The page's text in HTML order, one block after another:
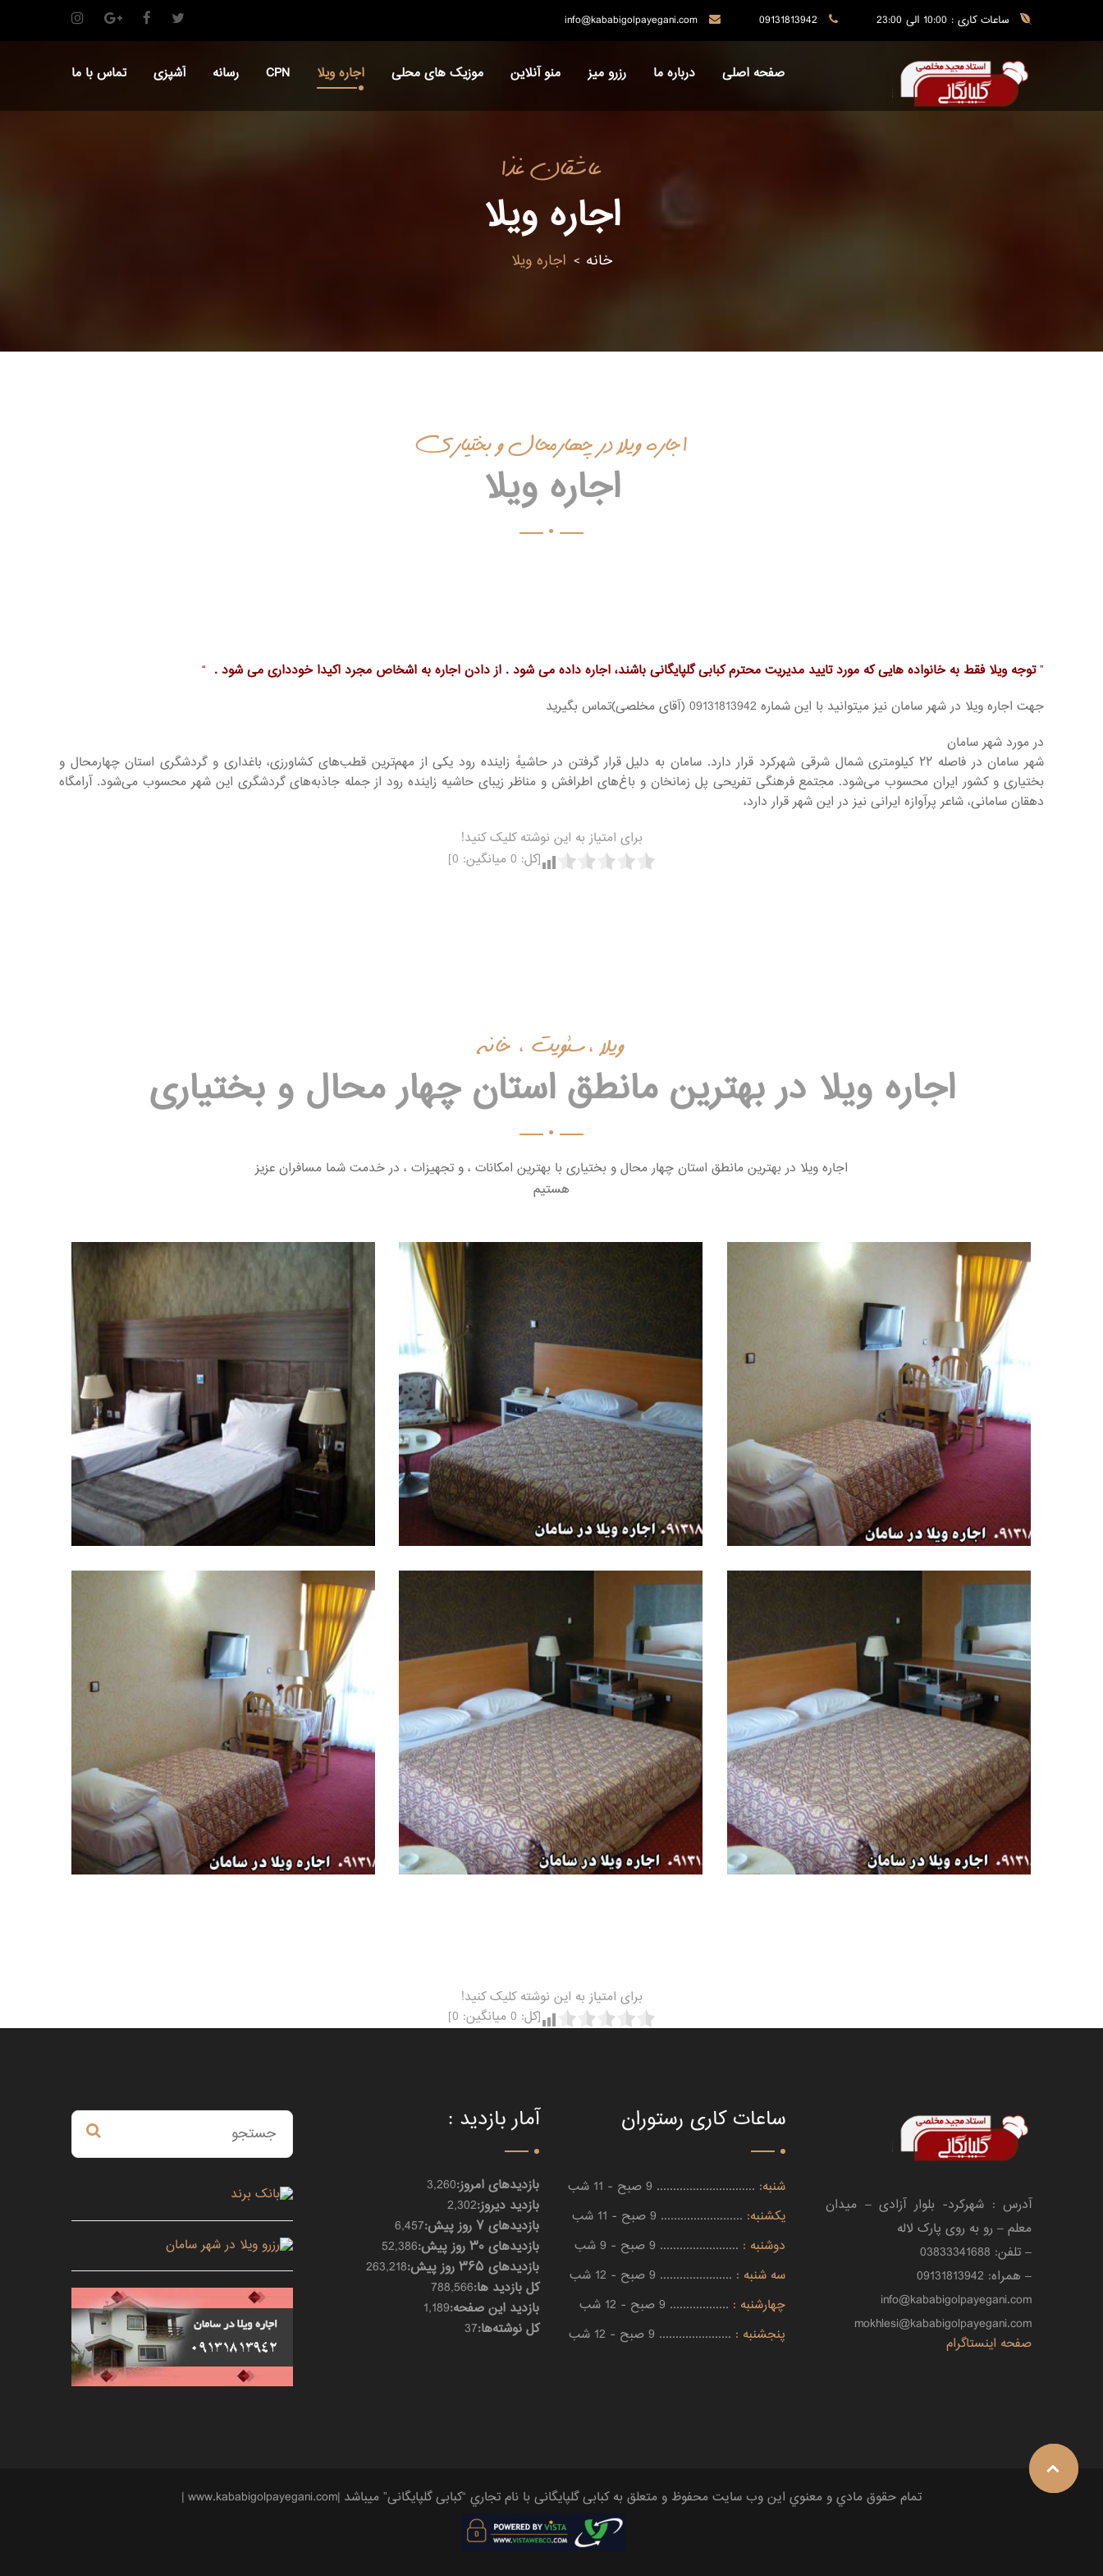
ساعات کاری : 10:00 الی 23:00 09131813942
info@kababigolpayegani.com
صفحه اصلی درباره ما رزرو میز منو آنلاین موزیک های محلی اجاره ویلا CPN رسانه آشپزی تماس با ما
عاشقان غذا
اجاره ویلا
خانه اجاره ویلا
اجاره ویلا در چهارمحال و بختیاری
اجاره ویلا
”توجه ویلا فقط به خانواده هایی که مورد تایید مدیریت محترم کبابی گلپایگانی باشند، اجاره داده می شود . از دادن اجاره به اشخاص مجرد اکیدا خودداری می شود . “
جهت اجاره ویلا در شهر سامان نیز میتوانید با این شماره 09131813942 (آقای مخلصی)تماس بگیرید
در مورد شهر سامان
شهر سامان در فاصله ۲۲ کیلومتری شمال شرقی شهرکرد قرار دارد. سامان به دلیل قرار گرفتن در حاشیهٔ زاینده رود یکی از مهم‌ترین قطب‌های کشاورزی، باغداری و گردشگری استان چهارمحال و
بختیاری و کشور ایران محسوب می‌شود. مجتمع فرهنگی تفریحی پل زمانخان و باغ‌های اطرافش و مناظر زیبای حاشیه زاینده رود از جمله جاذبه‌های گردشگری این شهر محسوب می‌شود. آرامگاه
دهقان سامانی، شاعر پرآوازه ایرانی نیز در این شهر قرار دارد،
برای امتیاز به این نوشته کلیک کنید!
[کل: 0 میانگین: 0
]
ویلا ،سئویت ، خانه
اجاره ویلا در بهترین مانطق استان چهار محال و بختیاری
اجاره ویلا در بهترین مانطق استان چهار محال و بختیاری با بهترین امکانات ، و تجهیزات ، در خدمت شما مسافران عزیز
هستیم
برای امتیاز به این نوشته کلیک کنید!
[کل: 0 میانگین: 0
]
آدرس : شهرکرد- بلوار آزادی – میدان
معلم – رو به روی پارک لاله
– تلفن: 03833341688
– همراه: 09131813942
info@kababigolpayegani.com
mokhlesi@kababigolpayegani.com
صفحه اینستاگرام
ساعات کاری رستوران
شنبه: .............................. 9 صبح - 11 شب
یکشنبه: ......................... 9 صبح - 11 شب
دوشنبه : ........................ 9 صبح - 9 شب
سه شنبه : ...................... 9 صبح - 12 شب
چهارشنبه : .................. 9 صبح - 12 شب
پنجشنبه : ...................... 9 صبح - 12 شب
آمار بازدید :
بازدیدهای امروز:3,260
بازدید دیروز:2,302
بازدیدهای ۷ روز پیش:
6,457
بازدیدهای ۳۰ روز پیش:
52,386
بازدیدهای ۳۶۵ روز پیش:
263,218
کل بازدید ها:788,566
بازدید این صفحه:1,189
کل نوشته‌ها:37
تمام حقوق مادي و معنوي اين وب سايت محفوظ و متعلق به کبابی گلپایگانی با نام تجاري “کبابی گلپایگانی” ميباشد |www.kababigolpayegani.com |